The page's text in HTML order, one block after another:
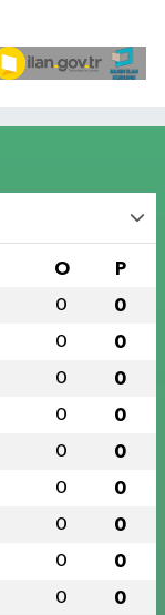
O P
0 0
0 0
0 0
0 0
0 0
0 0
0 0
0 0
0 0